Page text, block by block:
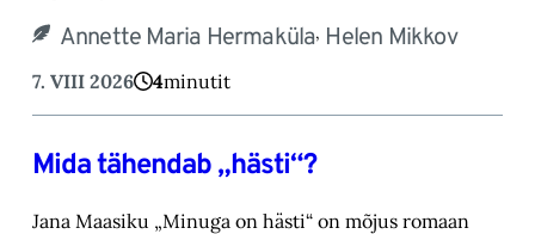
Annette Maria Hermaküla, Helen Mikkov
7. VIII 2026 4minutit
Mida tähendab „hästi“?
Jana Maasiku „Minuga on hästi“ on mõjus romaan